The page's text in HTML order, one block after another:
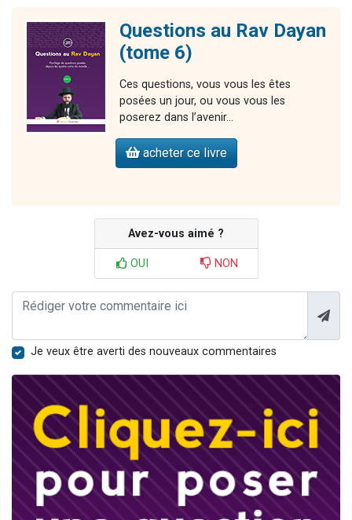
Questions au Rav Dayan
(tome 6)
Ces questions, vous vous les êtes
posées un jour, ou vous vous les
poserez dans l’avenir…
acheter ce livre
Avez-vous aimé ?
OUI NON
Je veux être averti des nouveaux commentaires